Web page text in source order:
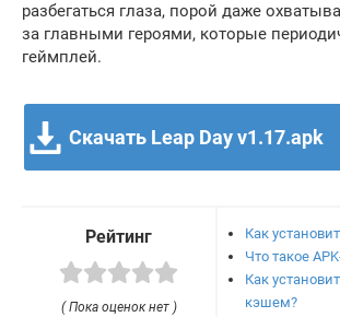
разбегаться глаза, порой даже
за главными героями, которые
геймплей.
Скачать Leap Day v1.17.apk
Рейтинг
( Пока оценок нет )
Как
Что такое
Как
кэшем?